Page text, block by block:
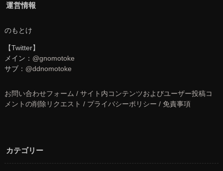
運営情報
のもとけ
【Twitter】
メイン： @gnomotoke
サブ： @ddnomotoke
お問い合わせフォーム / サイト内コンテンツおよびユーザー投稿コ
メントの削除リクエスト / プライバシーポリシー / 免責事項
カテゴリー